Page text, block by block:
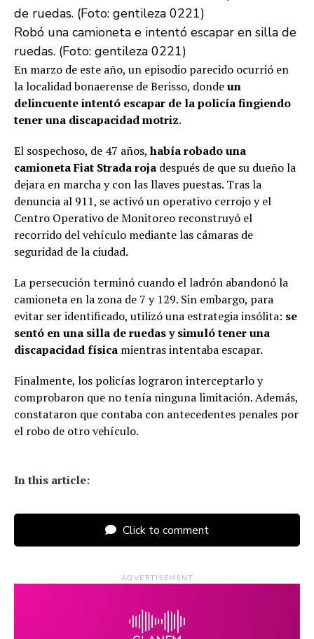
Robó una camioneta e intentó escapar en silla de
ruedas. (Foto: gentileza 0221)
En marzo de este año, un episodio parecido ocurrió en
la localidad bonaerense de Berisso, dondeun
delincuente intentó escapar de la policía fingiendo
tener una discapacidad motriz.
El sospechoso, de 47 años,había robado una
camioneta Fiat Strada roja después de que su dueño la
dejara en marcha y con las llaves puestas. Tras la
denuncia al 911, se activó un operativo cerrojo y el
Centro Operativo de Monitoreo reconstruyó el
recorrido del vehículo mediante las cámaras de
seguridad de la ciudad.
La persecución terminó cuando el ladrón abandonó la
camioneta en la zona de 7 y 129. Sin embargo, para
evitar ser identificado, utilizó una estrategia insólita: se
sentó en una silla de ruedas y simuló tener una
discapacidad física mientras intentaba escapar.
Finalmente, los policías lograron interceptarlo y
comprobaron que no tenía ninguna limitación. Además,
constataron que contaba con antecedentes penales por
el robo de otro vehículo.
In this article:
Click to comment
ADVERTISEMENT